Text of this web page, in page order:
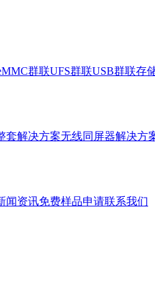
群联UFS群联USB群联存
套解决方案无线同屏器解决方
闻资讯免费样品申请联系我们